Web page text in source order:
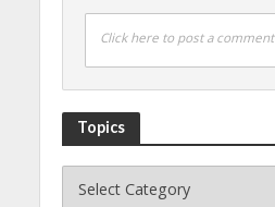
Click here to post a comment
Topics